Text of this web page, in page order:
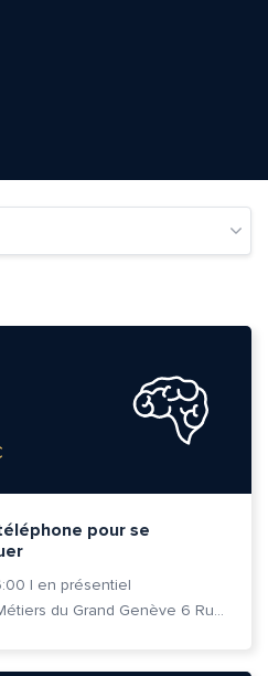
pour se
| en présentiel
Cité des Métiers du Grand Genève 6 Rue Prévost-Martin 1205 Genève